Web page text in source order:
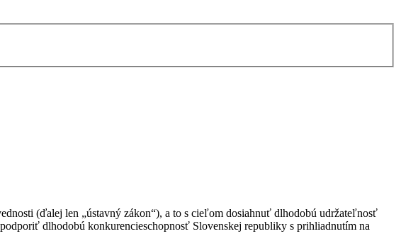
(ďalej len „ústavný zákon“), a to s cieľom dosiahnuť dlhodobú udržateľnosť
dlhodobú konkurencieschopnosť Slovenskej republiky s prihliadnutím na